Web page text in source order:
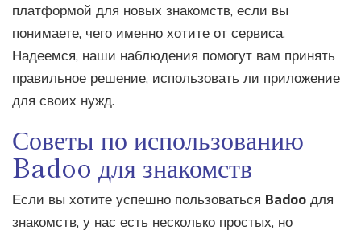
платформой для новых знакомств, если вы
понимаете, чего именно хотите от сервиса.
Надеемся, наши наблюдения помогут вам принять
правильное решение, использовать ли приложение
для своих нужд.
Советы по использованию
Badoo для знакомств
Если вы хотите успешно пользоваться Badoo для
знакомств, у нас есть несколько простых, но